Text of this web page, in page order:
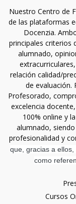
Nuestro Centro de
de las plataformas
Docenzia.
principales criterios
alumnado,
relación calidad/
de evaluación.
Profesorado,
excelencia
100% online y
alumnado,
profesionalidad y
que, gracias a
como
Cursos